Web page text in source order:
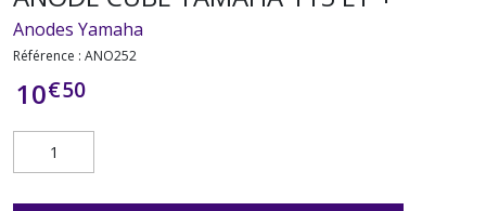
Anodes Yamaha
Référence : ANO252
10€50